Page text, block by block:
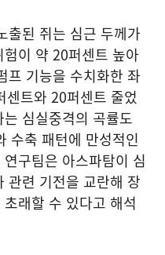
출된 쥐는 심근 두께가
이 약 20퍼센트 높아
프 기능을 수치화한 좌
트와 20퍼센트 줄었
심실중격의 곡률도
수축 패턴에 만성적인
구팀은 아스파탐이 심
관련 기전을 교란해 장
래할 수 있다고 해석